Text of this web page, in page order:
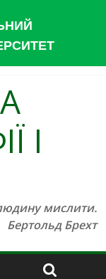
І
мислити.
Бертольд Брехт